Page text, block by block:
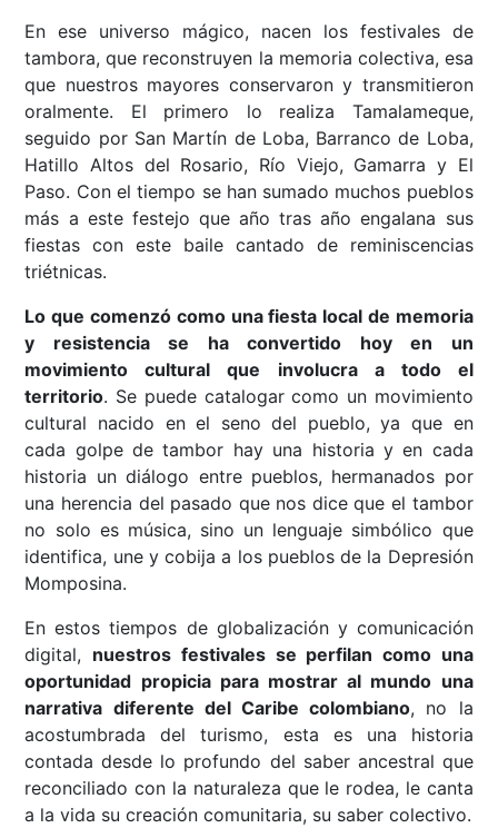
En ese universo mágico, nacen los festivales de
tambora, que reconstruyen la memoria colectiva, esa
que nuestros mayores conservaron y transmitieron
oralmente. El primero lo realiza Tamalameque,
seguido por San Martín de Loba, Barranco de Loba,
Hatillo Altos del Rosario, Río Viejo, Gamarra y El
Paso. Con el tiempo se han sumado muchos pueblos
más a este festejo que año tras año engalana sus
fiestas con este baile cantado de reminiscencias
triétnicas.
Lo que comenzó como una fiesta local de memoria
y resistencia se ha convertido hoy en un
movimiento cultural que involucra a todo el
territorio. Se puede catalogar como un movimiento
cultural nacido en el seno del pueblo, ya que en
cada golpe de tambor hay una historia y en cada
historia un diálogo entre pueblos, hermanados por
una herencia del pasado que nos dice que el tambor
no solo es música, sino un lenguaje simbólico que
identifica, une y cobija a los pueblos de la Depresión
Momposina.
En estos tiempos de globalización y comunicación
digital, nuestros festivales se perfilan como una
oportunidad propicia para mostrar al mundo una
narrativa diferente del Caribe colombiano, no la
acostumbrada del turismo, esta es una historia
contada desde lo profundo del saber ancestral que
reconciliado con la naturaleza que le rodea, le canta
a la vida su creación comunitaria, su saber colectivo.